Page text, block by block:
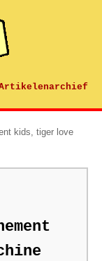
kids, tiger love